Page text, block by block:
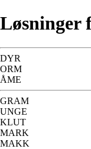
Løsninger
DYR
ORM
ÅME
GRAM
UNGE
KLUT
MARK
MAKK